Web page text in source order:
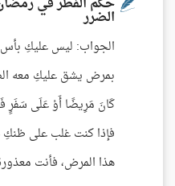
الضرر
الجواب: ليس عليكِ
بمرض يشق عليكِ معه
فإذا كنت غلب على
هذا المرض، فأنت